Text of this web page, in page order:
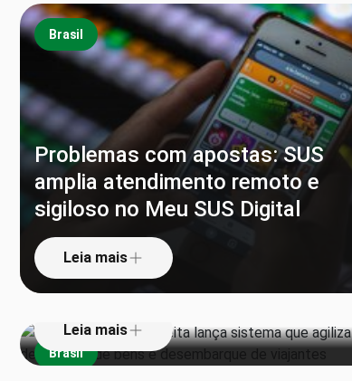
Brasil
Problemas com apostas: SUS
amplia atendimento remoto e
sigiloso no Meu SUS Digital
Leia mais
Brasil
‘Pula alfândega’: Receita lança
sistema que agiliza declaração de
bens e desembarque de viajantes
Leia mais